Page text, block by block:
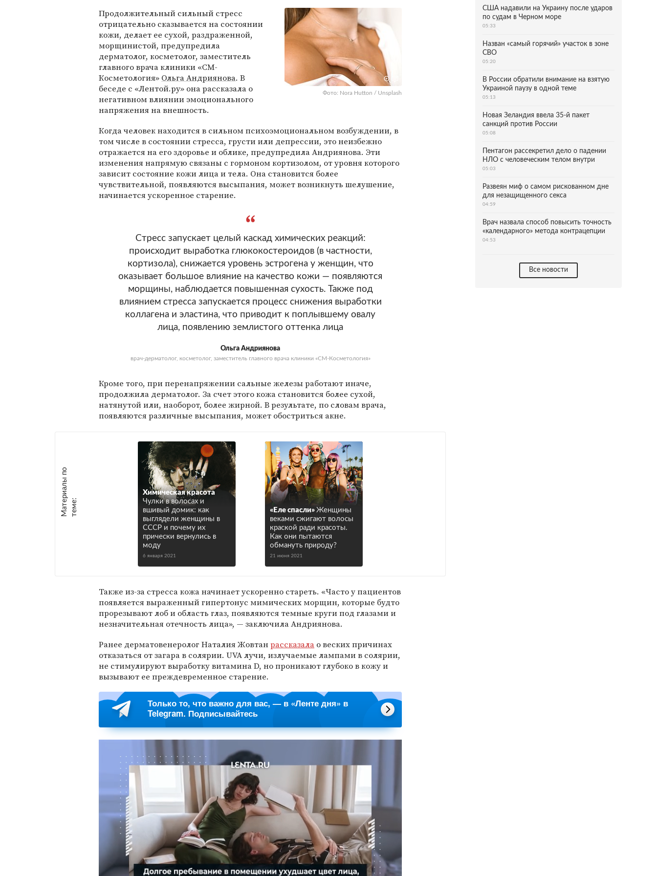
Фото: Nora Hutton / Unsplash
Продолжительный сильный стресс
отрицательно сказывается на состоянии
кожи, делает ее сухой, раздраженной,
морщинистой, предупредила
дерматолог, косметолог, заместитель
главного врача клиники «СМ-
Косметология» Ольга Андриянова. В
беседе с «Лентой.ру» она рассказала о
негативном влиянии эмоционального
напряжения на внешность.
Когда человек находится в сильном психоэмоциональном возбуждении, в
том числе в состоянии стресса, грусти или депрессии, это неизбежно
отражается на его здоровье и облике, предупредила Андриянова. Эти
изменения напрямую связаны с гормоном кортизолом, от уровня которого
зависит состояние кожи лица и тела. Она становится более
чувствительной, появляются высыпания, может возникнуть шелушение,
начинается ускоренное старение.
Стресс запускает целый каскад химических реакций:
происходит выработка глюкокостероидов (в частности,
кортизола), снижается уровень эстрогена у женщин, что
оказывает большое влияние на качество кожи — появляются
морщины, наблюдается повышенная сухость. Также под
влиянием стресса запускается процесс снижения выработки
коллагена и эластина, что приводит к поплывшему овалу
лица, появлению землистого оттенка лица
Ольга Андриянова
врач-дерматолог, косметолог, заместитель главного врача клиники «СМ-Косметология»
Кроме того, при перенапряжении сальные железы работают иначе,
продолжила дерматолог. За счет этого кожа становится более сухой,
натянутой или, наоборот, более жирной. В результате, по словам врача,
появляются различные высыпания, может обостриться акне.
М
а
т е
р
и
а
л
ы
п
о
т
е
м
е :
Химическая красота
Чулки в волосах и
вшивый домик: как
выглядели женщины в
СССР и почему их
прически вернулись в
моду
6 января 2021
«Еле спасли» Женщины
веками сжигают волосы
краской ради красоты.
Как они пытаются
обмануть природу?
21 июня 2021
Также из-за стресса кожа начинает ускоренно стареть. «Часто у пациентов
появляется выраженный гипертонус мимических морщин, которые будто
прорезывают лоб и область глаз, появляются темные круги под глазами и
незначительная отечность лица», — заключила Андриянова.
Ранее дерматовенеролог Наталия Жовтанрассказала о веских причинах
отказаться от загара в солярии. UVA лучи, излучаемые лампами в солярии,
не стимулируют выработку витамина D, но проникают глубоко в кожу и
вызывают ее преждевременное старение.
Только то, что важно для вас, — в «Ленте дня» в
Telegram. Подписывайтесь
США надавили на Украину после ударов
по судам в Черном море
05:33
Назван «самый горячий» участок в зоне
СВО
05:20
В России обратили внимание на взятую
Украиной паузу в одной теме
05:13
Новая Зеландия ввела 35-й пакет
санкций против России
05:08
Пентагон рассекретил дело о падении
НЛО с человеческим телом внутри
05:03
Развеян миф о самом рискованном дне
для незащищенного секса
04:59
Врач назвала способ повысить точность
«календарного» метода контрацепции
04:53
Все новости